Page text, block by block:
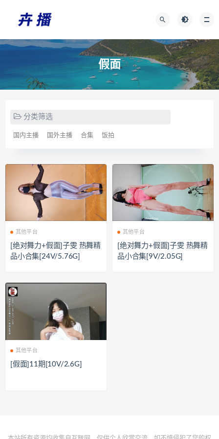
假面
分类筛选
国内主播 国外主播 合集 饭拍
其他平台
[绝对舞力+假面]子雯 热舞精
品小合集[24V/5.76G]
其他平台
[绝对舞力+假面]子雯 热舞精
品小合集[9V/2.05G]
其他平台
[假面]11期[10V/2.6G]